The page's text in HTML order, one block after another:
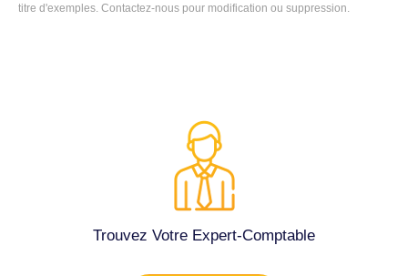
titre d'exemples. Contactez-nous pour modification ou suppression.
Trouvez Votre Expert-Comptable